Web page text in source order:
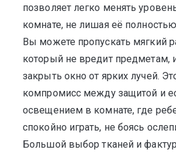
позволяет легко менять
комнате, не лишая её
Вы можете пропускать мягкий
который не вредит предметам,
закрыть окно от ярких лучей.
компромисс между защитой и
освещением в комнате, где
спокойно играть, не боясь
Большой выбор тканей и